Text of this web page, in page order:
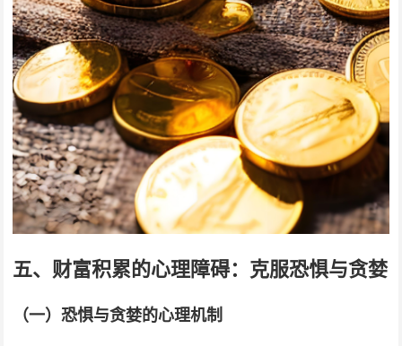
五、财富积累的心理障碍：克服恐惧与贪婪
（一）恐惧与贪婪的心理机制